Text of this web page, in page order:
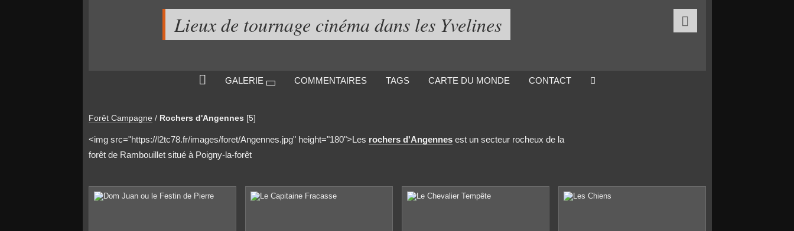
Lieux de tournage cinéma dans les Yvelines 
GALERIE COMMENTAIRES TAGS CARTE DU MONDE CONTACT
Forêt Campagne / Rochers d'Angennes [5]
<img src="https://l2tc78.fr/images/foret/Angennes.jpg" height="180">Les rochers d'Angennesest un secteur rocheux de la
forêt de Rambouillet situé à Poigny-la-forêt